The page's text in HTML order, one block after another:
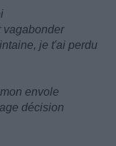
vagabonder
je t'ai perdu
envole
décision